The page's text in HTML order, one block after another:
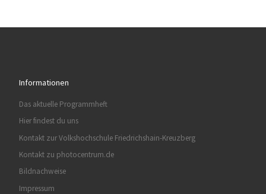
Informationen
Das aktuelle Programmheft
Hier findest du uns
Kontakt zur Volkshochschule Friedrichshain-Kreuzberg
Kontakt zu photocentrum.de
Bildnachweise
Impressum